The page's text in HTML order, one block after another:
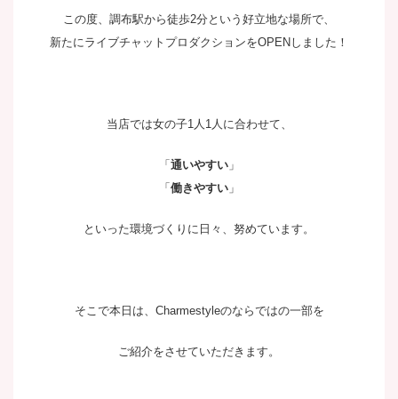
この度、調布駅から徒歩2分という好立地な場所で、
新たにライブチャットプロダクションをOPENしました！
当店では女の子1人1人に合わせて、
「通いやすい」
「働きやすい」
といった環境づくりに日々、努めています。
そこで本日は、Charmestyleのならではの一部を
ご紹介をさせていただきます。